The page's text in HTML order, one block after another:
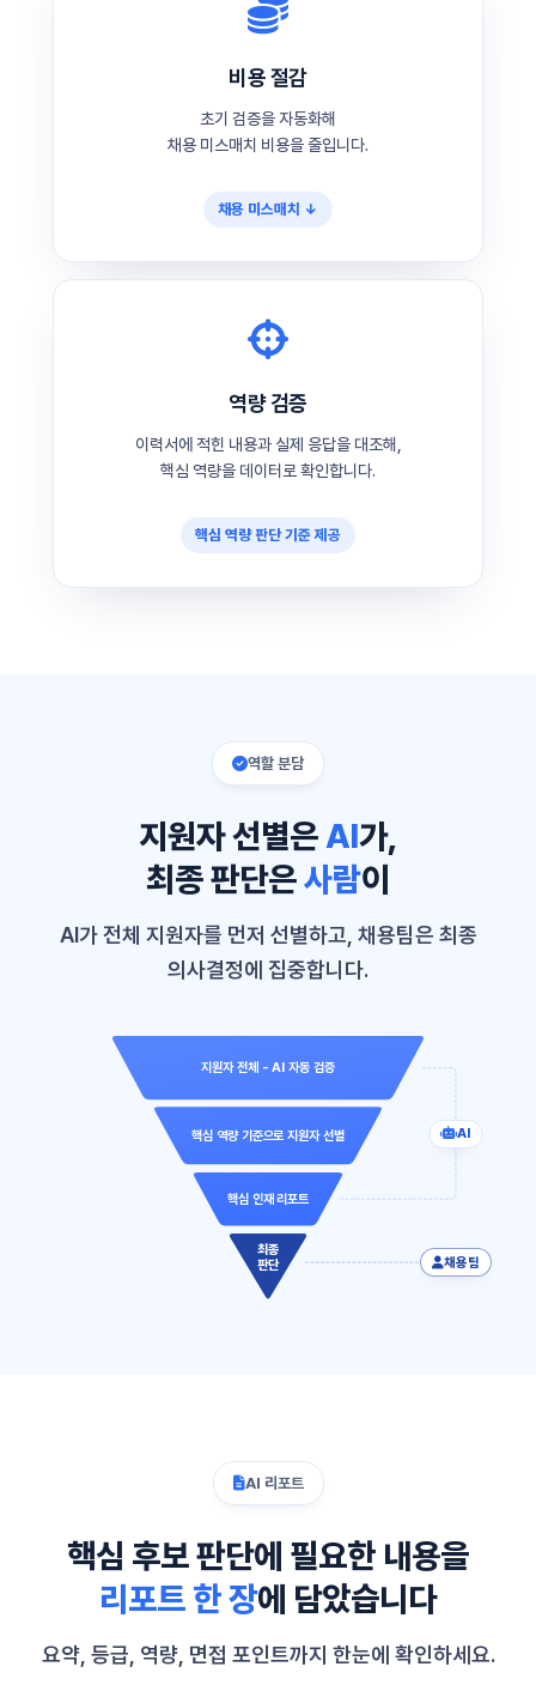
비용 절감
초기 검증을 자동화해
채용 미스매치 비용을 줄입니다.
채용 미스매치 ↓
역량 검증
이력서에 적힌 내용과 실제 응답을 대조해,
핵심 역량을 데이터로 확인합니다.
핵심 역량 판단 기준 제공
역할 분담
지원자 선별은AI가,
최종 판단은사람이
AI가 전체 지원자를 먼저 선별하고, 채용팀은 최종
의사결정에 집중합니다.
지원자 전체 - AI 자동 검증
핵심 역량 기준으로 지원자 선별
핵심 인재 리포트
최종
판단
AI
채용팀
AI 리포트
핵심 후보 판단에 필요한 내용을
리포트 한 장에 담았습니다
요약, 등급, 역량, 면접 포인트까지 한눈에 확인하세요.